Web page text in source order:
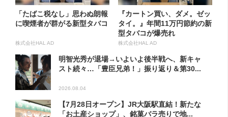
「たばこ税なし」思わぬ朗報
に喫煙者が群がる新型タバコ
株式会社HAL AD
『カートン買い、ダメ。ゼッ
タイ。』年間11万円節約の新
型タバコが爆売れ
株式会社HAL AD
明智光秀が退場→いよいよ後半戦へ、新キャ
スト続々…「豊臣兄弟！」振り返り＆第30...
2026.08.04
【7月28日オープン】JR大阪駅直結！新たな
「お土産ショップ」、銘菓バラ売りで地...